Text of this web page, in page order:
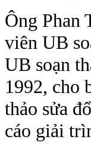
Ông Phan
viên UB
UB soạn
1992, cho
thảo sửa
cáo giải